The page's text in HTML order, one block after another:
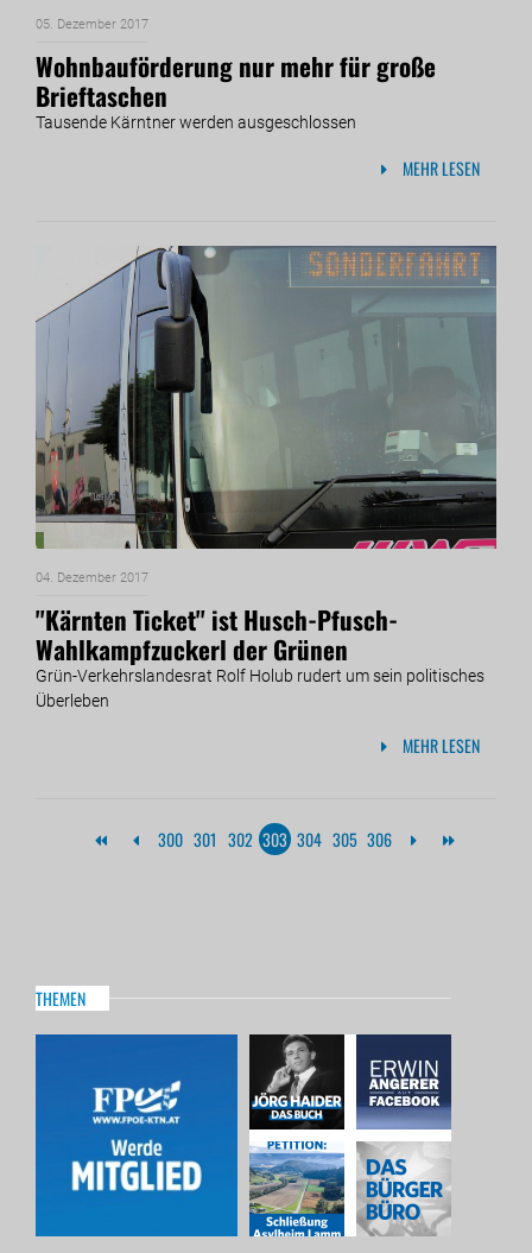
05. Dezember 2017
Wohnbauförderung nur mehr für große
Brieftaschen
Tausende Kärntner werden ausgeschlossen
MEHR LESEN
04. Dezember 2017
''Kärnten Ticket'' ist Husch-Pfusch-
Wahlkampfzuckerl der Grünen
Grün-Verkehrslandesrat Rolf Holub rudert um sein politisches
Überleben
MEHR LESEN
300 301 302 303 304 305 306
THEMEN